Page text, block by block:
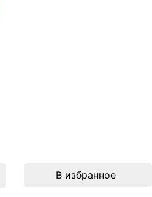
В избранное